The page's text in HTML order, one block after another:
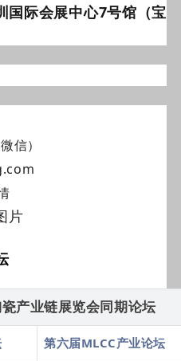
国际会展中心7号馆（宝
信）
产业链展览会同期论坛
第六届MLCC产业论坛